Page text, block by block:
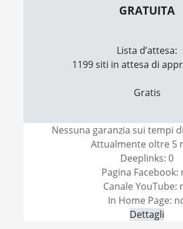
GRATUITA
Lista d’attesa:
1199 siti in attesa di
Gratis
Nessuna garanzia sui tempi
Attualmente oltre 5
Deeplinks: 0
Pagina Facebook:
Canale YouTube:
In Home Page:
Dettagli